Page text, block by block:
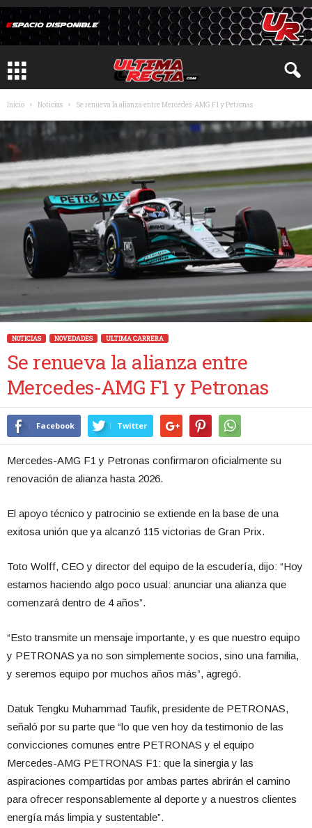
Inicio Noticias Se renueva la alianza entre Mercedes-AMG F1 y Petronas
NOTICIAS NOVEDADES ULTIMA CARRERA
Se renueva la alianza entre
Mercedes-AMG F1 y Petronas
Facebook Twitter
Mercedes-AMG F1 y Petronas confirmaron oficialmente su
renovación de alianza hasta 2026.
El apoyo técnico y patrocinio se extiende en la base de una
exitosa unión que ya alcanzó 115 victorias de Gran Prix.
Toto Wolff, CEO y director del equipo de la escudería, dijo: “Hoy
estamos haciendo algo poco usual: anunciar una alianza que
comenzará dentro de 4 años”.
“Esto transmite un mensaje importante, y es que nuestro equipo
y PETRONAS ya no son simplemente socios, sino una familia,
y seremos equipo por muchos años más”, agregó.
Datuk Tengku Muhammad Taufik, presidente de PETRONAS,
señaló por su parte que “lo que ven hoy da testimonio de las
convicciones comunes entre PETRONAS y el equipo
Mercedes-AMG PETRONAS F1: que la sinergia y las
aspiraciones compartidas por ambas partes abrirán el camino
para ofrecer responsablemente al deporte y a nuestros clientes
energía más limpia y sustentable”.